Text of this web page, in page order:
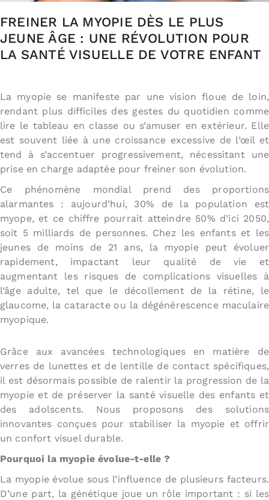
FREINER LA MYOPIE DÈS LE PLUS
JEUNE ÂGE : UNE RÉVOLUTION POUR
LA SANTÉ VISUELLE DE VOTRE ENFANT
La myopie se manifeste par une vision floue de loin,
rendant plus difficiles des gestes du quotidien comme
lire le tableau en classe ou s’amuser en extérieur. Elle
est souvent liée à une croissance excessive de l’œil et
tend à s’accentuer progressivement, nécessitant une
prise en charge adaptée pour freiner son évolution.
Ce phénomène mondial prend des proportions
alarmantes : aujourd’hui, 30% de la population est
myope, et ce chiffre pourrait atteindre 50% d’ici 2050,
soit 5 milliards de personnes. Chez les enfants et les
jeunes de moins de 21 ans, la myopie peut évoluer
rapidement, impactant leur qualité de vie et
augmentant les risques de complications visuelles à
l’âge adulte, tel que le décollement de la rétine, le
glaucome, la cataracte ou la dégénérescence maculaire
myopique.
Grâce aux avancées technologiques en matière de
verres de lunettes et de lentille de contact spécifiques,
il est désormais possible de ralentir la progression de la
myopie et de préserver la santé visuelle des enfants et
des adolscents. Nous proposons des solutions
innovantes conçues pour stabiliser la myopie et offrir
un confort visuel durable.
Pourquoi la myopie évolue-t-elle ?
La myopie évolue sous l’influence de plusieurs facteurs.
D’une part, la génétique joue un rôle important : si les